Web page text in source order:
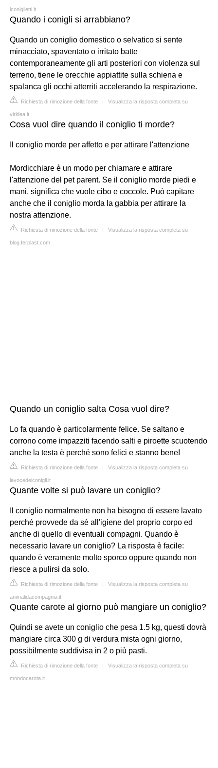
iconiglietti.it
Quando i conigli si arrabbiano?
Quando un coniglio domestico o selvatico si sente
minacciato, spaventato o irritato batte
contemporaneamente gli arti posteriori con violenza sul
terreno, tiene le orecchie appiattite sulla schiena e
spalanca gli occhi atterriti accelerando la respirazione.
Richiesta di rimozione della fonte | Visualizza la risposta completa su
viridea.it
Cosa vuol dire quando il coniglio ti morde?
Il coniglio morde per affetto e per attirare l'attenzione
Mordicchiare è un modo per chiamare e attirare
l'attenzione del pet parent. Se il coniglio morde piedi e
mani, significa che vuole cibo e coccole. Può capitare
anche che il coniglio morda la gabbia per attirare la
nostra attenzione.
Richiesta di rimozione della fonte | Visualizza la risposta completa su
blog.ferplast.com
Quando un coniglio salta Cosa vuol dire?
Lo fa quando è particolarmente felice. Se saltano e
corrono come impazziti facendo salti e piroette scuotendo
anche la testa è perché sono felici e stanno bene!
Richiesta di rimozione della fonte | Visualizza la risposta completa su
lavocedeiconigli.it
Quante volte si può lavare un coniglio?
Il coniglio normalmente non ha bisogno di essere lavato
perché provvede da sé all'igiene del proprio corpo ed
anche di quello di eventuali compagni. Quando è
necessario lavare un coniglio? La risposta è facile:
quando è veramente molto sporco oppure quando non
riesce a pulirsi da solo.
Richiesta di rimozione della fonte | Visualizza la risposta completa su
animalidacompagnia.it
Quante carote al giorno può mangiare un coniglio?
Quindi se avete un coniglio che pesa 1.5 kg, questi dovrà
mangiare circa 300 g di verdura mista ogni giorno,
possibilmente suddivisa in 2 o più pasti.
Richiesta di rimozione della fonte | Visualizza la risposta completa su
mondocarota.it